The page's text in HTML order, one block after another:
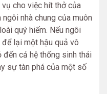
cho việc hít thở của
nhà chung của muôn
quý hiếm. Nếu ngôi
lại một hậu quả vô
đến cả hệ thống sinh thái
sự tàn phá của một số